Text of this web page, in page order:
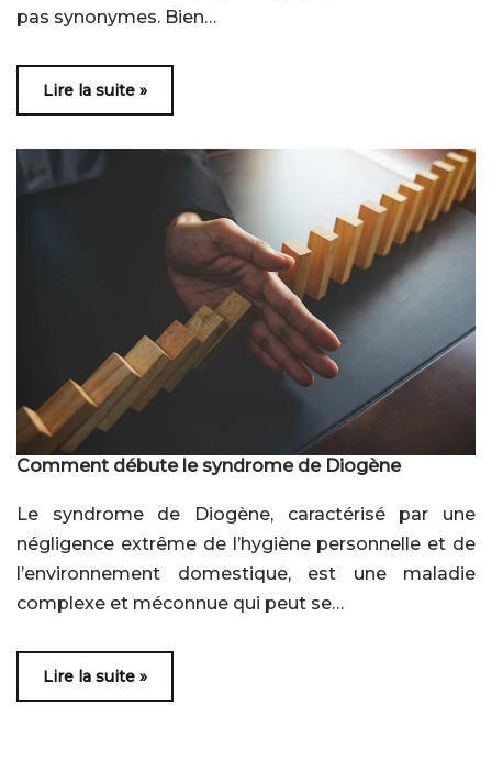
pas synonymes. Bien…
Lire la suite »
Comment débute le syndrome de Diogène
Le syndrome de Diogène, caractérisé par une
négligence extrême de l’hygiène personnelle et de
l’environnement domestique, est une maladie
complexe et méconnue qui peut se…
Lire la suite »